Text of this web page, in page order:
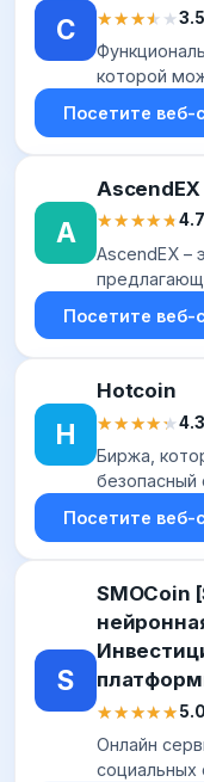
C ★★★★★
★★★★★3.5
которой
торговлей,
Посетите веб-
A
AscendEX
★★★★★
★★★★★4.7
AscendEX –
хранения
Посетите веб-
H
Hotcoin
★★★★★
★★★★★4.3
Биржа,
безопасный
любое
Платформа
Посетите веб-
S
SMOCoin
★★★★★
★★★★★5.0
Онлайн
социальных